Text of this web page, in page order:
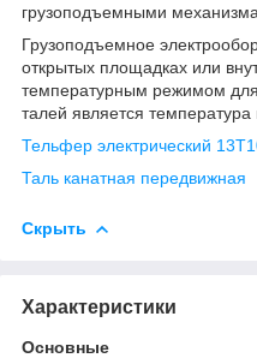
грузоподъемными
Грузоподъемное
открытых площадках или
температурным режимом
талей является температура
Тельфер электрический
Таль канатная передвижная
Скрыть
Характеристики
Основные